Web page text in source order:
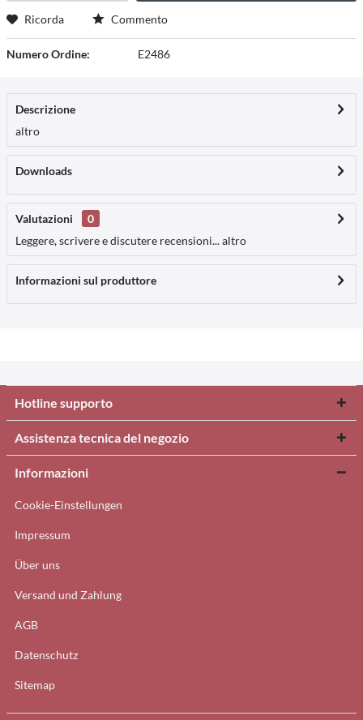
Ricorda Commento
Numero Ordine: E2486
Descrizione
altro
Downloads
Valutazioni
0
Leggere, scrivere e discutere recensioni...altro
Informazioni sul produttore
Hotline supporto
Assistenza tecnica del negozio
Informazioni
Cookie-Einstellungen
Impressum
Über uns
Versand und Zahlung
AGB
Datenschutz
Sitemap